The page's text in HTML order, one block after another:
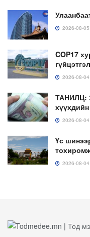
2026-08-05
COP17
2026-08-04
ТАНИЛЦ:
2026-08-04
Үс
2026-08-04